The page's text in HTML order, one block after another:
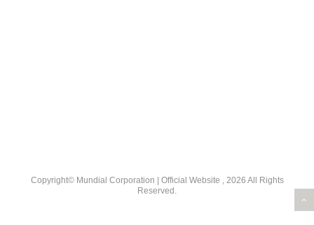
Copyright© Mundial Corporation | Official Website , 2026 All Rights
Reserved.